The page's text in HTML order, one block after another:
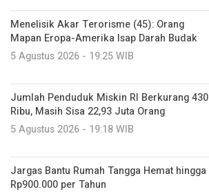
Menelisik Akar Terorisme (45): Orang
Mapan Eropa-Amerika Isap Darah Budak
5 Agustus 2026 - 19:25 WIB
Jumlah Penduduk Miskin RI Berkurang 430
Ribu, Masih Sisa 22,93 Juta Orang
5 Agustus 2026 - 19:18 WIB
Jargas Bantu Rumah Tangga Hemat hingga
Rp900.000 per Tahun